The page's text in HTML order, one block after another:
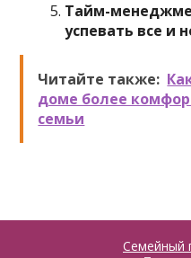
Тайм-
успевать все и
Читайте также:
доме более
семьи
Семейный